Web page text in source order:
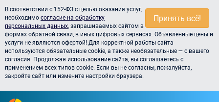
Принять всё!
В соответствии с 152-ФЗ с целью оказания услуг,
необходимосогласие на обработку
персональных данных , запрашиваемых сайтом в
формах обратной связи, в иных цифровых сервисах. Объявленные цены и
услуги не являются офертой! Для корректной работы сайта
используются обязательные cookie, а также необязательные — с вашего
согласия. Продолжая использование сайта, вы соглашаетесь с
применением всех типов cookie. Если вы не согласны, пожалуйста,
закройте сайт или измените настройки браузера.